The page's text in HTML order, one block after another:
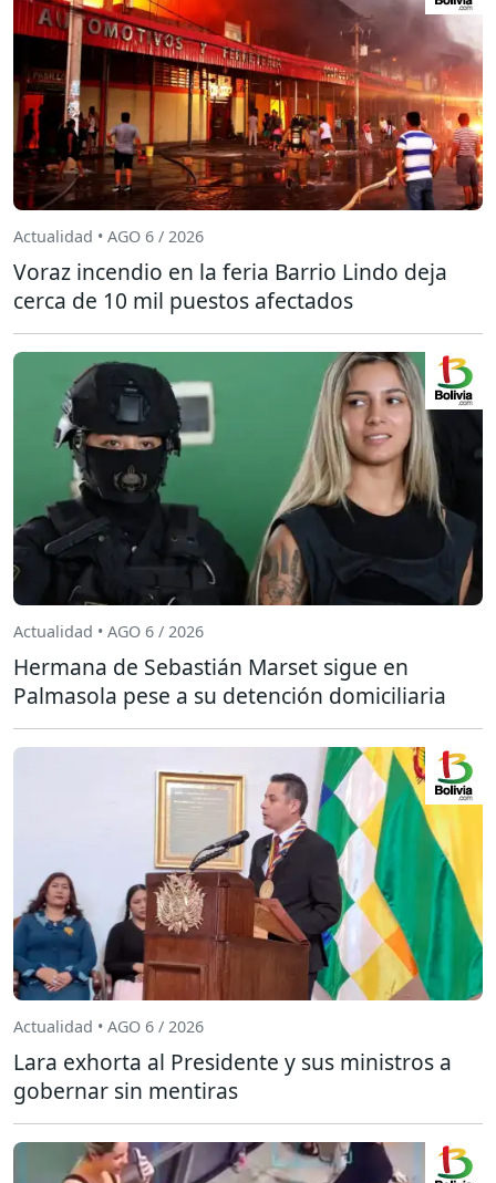
Actualidad • AGO 6 / 2026
Voraz incendio en la feria Barrio Lindo deja
cerca de 10 mil puestos afectados
Actualidad • AGO 6 / 2026
Hermana de Sebastián Marset sigue en
Palmasola pese a su detención domiciliaria
Actualidad • AGO 6 / 2026
Lara exhorta al Presidente y sus ministros a
gobernar sin mentiras